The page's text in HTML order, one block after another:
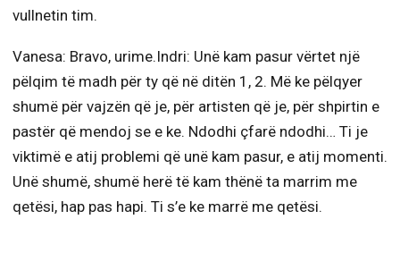
vullnetin tim.
Vanesa: Bravo, urime.Indri: Unë kam pasur vërtet një
pëlqim të madh për ty që në ditën 1, 2. Më ke pëlqyer
shumë për vajzën që je, për artisten që je, për shpirtin e
pastër që mendoj se e ke. Ndodhi çfarë ndodhi… Ti je
viktimë e atij problemi që unë kam pasur, e atij momenti.
Unë shumë, shumë herë të kam thënë ta marrim me
qetësi, hap pas hapi. Ti s’e ke marrë me qetësi.